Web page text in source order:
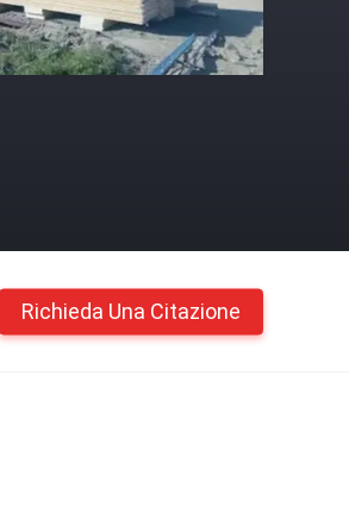
Richieda Una Citazione